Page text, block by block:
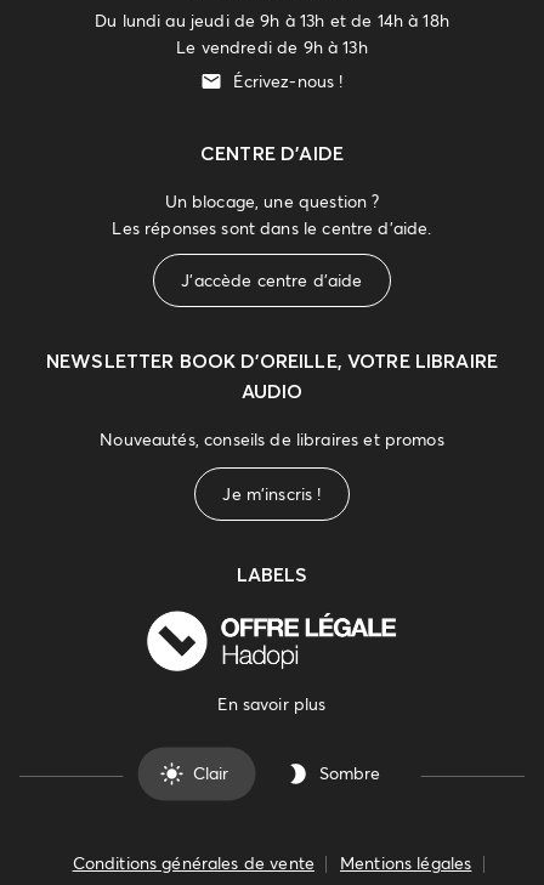
Du lundi au jeudi de 9h à 13h et de 14h à 18h
Le vendredi de 9h à 13h
Écrivez-nous !
CENTRE D'AIDE
Un blocage, une question ?
Les réponses sont dans le centre d'aide.
J'accède centre d'aide
NEWSLETTER BOOK D’OREILLE, VOTRE LIBRAIRE
AUDIO
Nouveautés, conseils de libraires et promos
Je m'inscris !
LABELS
En savoir plus
Clair Sombre
Conditions générales de vente Mentions légales